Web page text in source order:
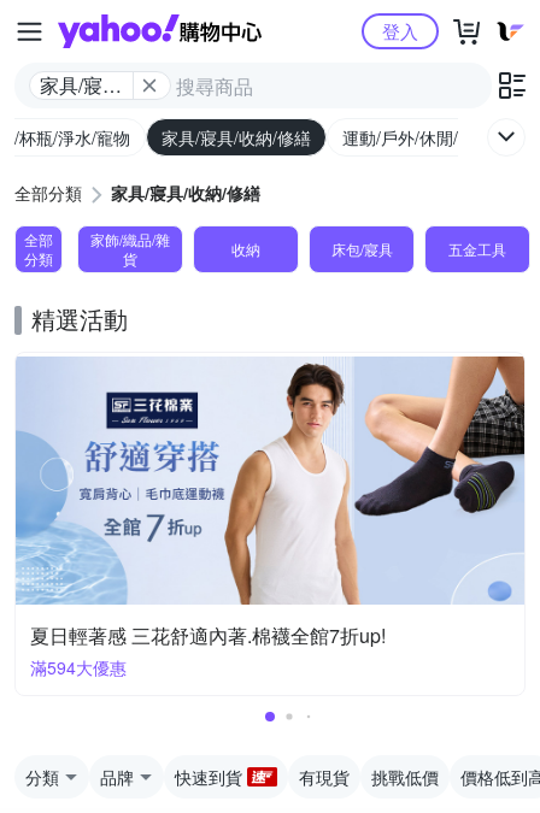
Yahoo購物中心
家具/寢具/
登入
/杯瓶/淨水/寵物 家具/寢具/收納/修繕 運動/戶外/休閒/健身
全部分類 家具/寢具/收納/修繕
全部
分類
家飾/織品/雜
貨
收納 床包/寢具 五金工具
精選活動
夏日輕著感 三花舒適內著.棉襪全館7折up!
滿594大優惠
分類 品牌 快速到貨 有現貨 挑戰低價 價格低到